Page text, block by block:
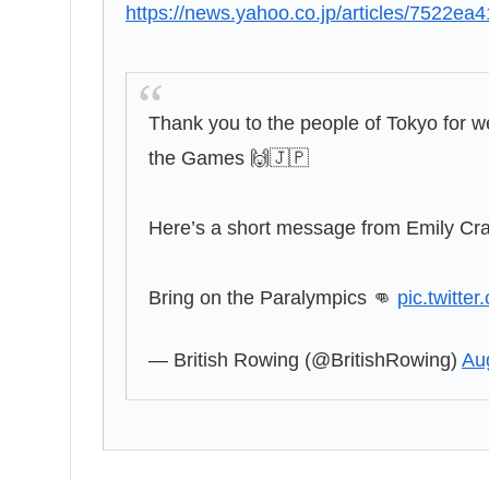
https://news.yahoo.co.jp/articles/
Thank you to the people of Tokyo for
the Games 🙌🇯🇵
Here’s a short message from Emily
Bring on the Paralympics 👊
— British Rowing (@BritishRowing)